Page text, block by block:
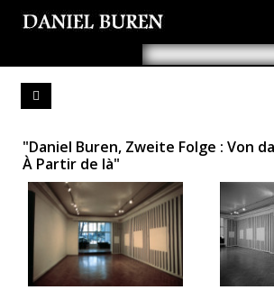
"Daniel Buren, Zweite Folge : Von
À Partir de là"